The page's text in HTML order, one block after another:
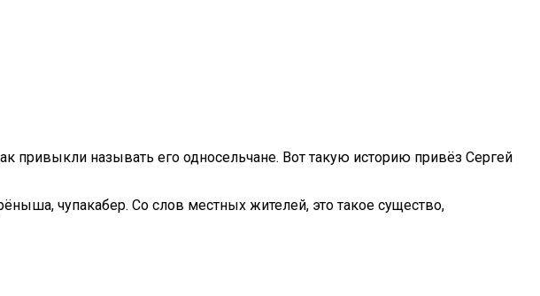
привыкли называть его односельчане. Вот такую историю привёз Сергей
чупакабер. Со слов местных жителей, это такое существо,